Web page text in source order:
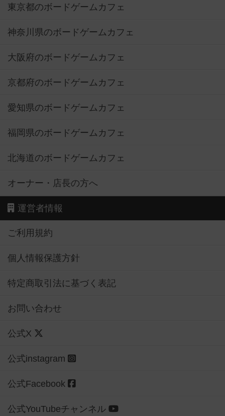
東京都のボードゲームカフェ
神奈川県のボードゲームカフェ
大阪府のボードゲームカフェ
京都府のボードゲームカフェ
愛知県のボードゲームカフェ
福岡県のボードゲームカフェ
北海道のボードゲームカフェ
オーナー・店長の方へ
運営者情報
ご利用規約
個人情報保護方針
特定商取引法に基づく表記
お問い合わせ
公式X
公式instagram
公式Facebook
公式YouTubeチャンネル